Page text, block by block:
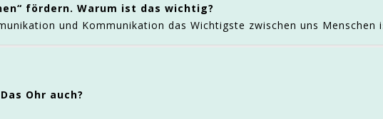
fördern. Warum ist das wichtig?
und Kommunikation das Wichtigste zwischen uns Menschen
Ohr auch?